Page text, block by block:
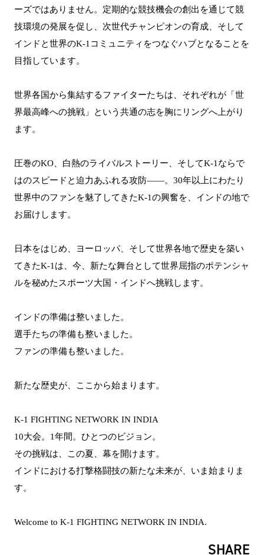
ーズではありません。定期的な競技機会の創出を通じて競
技環境の発展を促し、次世代チャンピオンの育成、そして
インドと世界のK-1コミュニティをつなぐハブとなることを
目指しています。
世界各国から集結するファイターたちは、それぞれが「世
界最高峰への挑戦」という共通の志を胸にリングへ上がり
ます。
圧巻のKO、白熱のライバルストーリー、そしてK-1ならで
はのスピードと迫力あふれる攻防――。30年以上にわたり
世界中のファンを魅了してきたK-1の興奮を、インドの地で
お届けします。
日本をはじめ、ヨーロッパ、そして世界各地で歴史を築い
てきたK-1は、今、新たな舞台として世界屈指のポテンシャ
ルを秘めたスポーツ大国・インドへ挑戦します。
インドの準備は整いました。
選手たちの準備も整いました。
ファンの準備も整いました。
新たな歴史が、ここから始まります。
K-1 FIGHTING NETWORK IN INDIA
10大会。1年間。ひとつのビジョン。
その挑戦は、この夏、幕を開けます。
インドにおける打撃格闘技の新たな未来が、いま始まりま
す。
Welcome to K-1 FIGHTING NETWORK IN INDIA.
SHARE